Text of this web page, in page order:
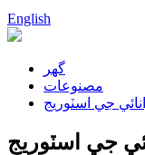
English
گھر
مصنوعات
جي اسٽوريج
جي اسٽوريج